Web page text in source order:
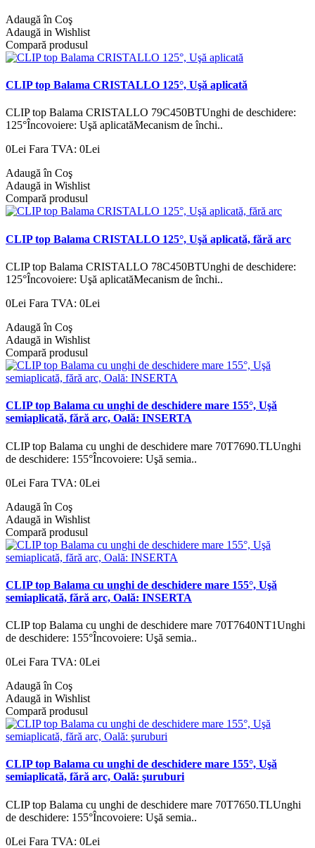
Adaugă în Coş
Adaugă in Wishlist
Compară produsul
CLIP top Balama CRISTALLO 125°, Uşă aplicată
CLIP top Balama CRISTALLO 79C450BTUnghi de deschidere:
125°Încovoiere: Uşă aplicatăMecanism de închi..
0Lei Fara TVA: 0Lei
Adaugă în Coş
Adaugă in Wishlist
Compară produsul
CLIP top Balama CRISTALLO 125°, Uşă aplicată, fără arc
CLIP top Balama CRISTALLO 78C450BTUnghi de deschidere:
125°Încovoiere: Uşă aplicatăMecanism de închi..
0Lei Fara TVA: 0Lei
Adaugă în Coş
Adaugă in Wishlist
Compară produsul
CLIP top Balama cu unghi de deschidere mare 155°, Uşă
semiaplicată, fără arc, Oală: INSERTA
CLIP top Balama cu unghi de deschidere mare 70T7690.TLUnghi
de deschidere: 155°Încovoiere: Uşă semia..
0Lei Fara TVA: 0Lei
Adaugă în Coş
Adaugă in Wishlist
Compară produsul
CLIP top Balama cu unghi de deschidere mare 155°, Uşă
semiaplicată, fără arc, Oală: INSERTA
CLIP top Balama cu unghi de deschidere mare 70T7640NT1Unghi
de deschidere: 155°Încovoiere: Uşă semia..
0Lei Fara TVA: 0Lei
Adaugă în Coş
Adaugă in Wishlist
Compară produsul
CLIP top Balama cu unghi de deschidere mare 155°, Uşă
semiaplicată, fără arc, Oală: şuruburi
CLIP top Balama cu unghi de deschidere mare 70T7650.TLUnghi
de deschidere: 155°Încovoiere: Uşă semia..
0Lei Fara TVA: 0Lei